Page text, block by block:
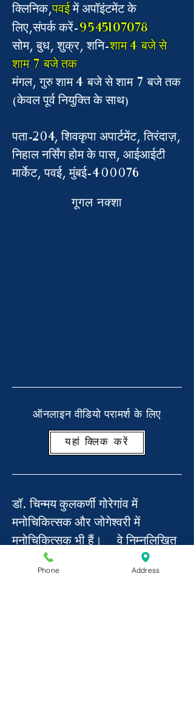
क्लिनिक,पवईमें अपॉइंटमेंट के
लिए,संपर्क करें-9545107078
सोम, बुध, शुक्र, शनि-शाम 4 बजे से
शाम 7 बजे तक
मंगल, गुरु शाम 4 बजे से शाम 7 बजे तक
(केवल पूर्व नियुक्ति के साथ)
पता-204, शिवकृपा अपार्टमेंट, तिरंदाज़,
निहाल नर्सिंग होम के पास, आईआईटी
मार्केट, पवई, मुंबई-400076
गूगल नक्शा
ऑनलाइन वीडियो परामर्श के लिए
यहां क्लिक करें
डॉ. चिन्मय कुलकर्णी गोरेगांव में
मनोचिकित्सक और जोगेश्वरी में
मनोचिकित्सक भी हैं। वे निम्नलिखित
केंद्रों पर आप उनसे मिल सकते है-
Phone Address